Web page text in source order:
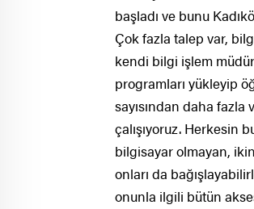
başladı ve bunu
Çok fazla talep var,
kendi bilgi işlem
programları yükleyip
sayısından daha fazla
çalışıyoruz. Herkesin
bilgisayar olmayan,
onları da
onunla ilgili bütün